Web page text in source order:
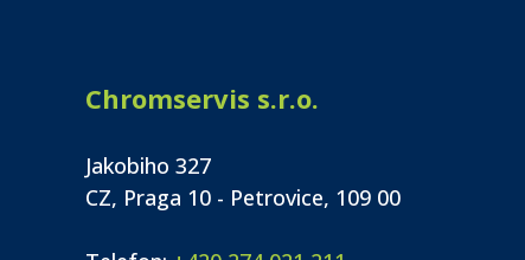
Chromservis s.r.o.
Jakobiho 327
CZ, Praga 10 - Petrovice, 109 00